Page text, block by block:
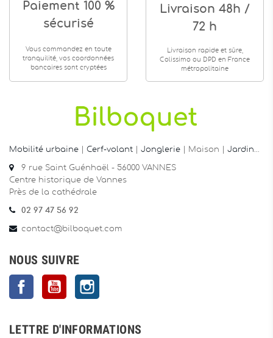
Paiement 100 %
sécurisé
Vous commandez en toute
tranquilité, vos coordonnées
bancaires sont cryptées
Livraison 48h /
72 h
Livraison rapide et sûre,
Colissimo ou DPD en France
métropolitaine
Mobilité urbaine Cerf-volant Jonglerie | Maison | Jardin
9 rue Saint Guénhaël - 56000 VANNES
Centre historique de Vannes
Près de la cathédrale
02 97 47 56 92
contact@bilboquet.com
NOUS SUIVRE
FacebookYouTube
LETTRE D'INFORMATIONS